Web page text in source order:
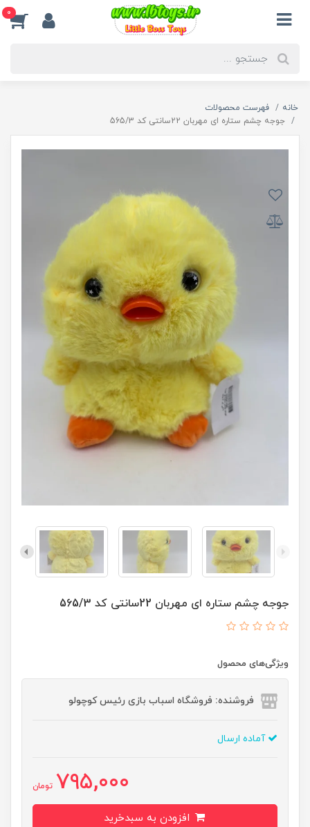
0
خانه
فهرست محصولات
جوجه چشم ستاره ای مهربان 22سانتی کد 565/3
جوجه چشم ستاره ای مهربان 22سانتی کد 565/3
ویژگی‌های محصول
فروشنده: فروشگاه اسباب بازی رئیس کوچولو
آماده ارسال
795,000 تومان